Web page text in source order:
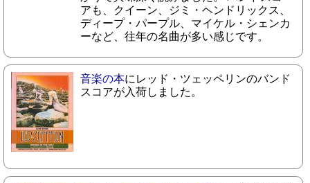
アも、クイーン、ジミ・ヘンドリックス、
ディープ・パープル、マイケル・シェンカ
ーなど、往年の名曲が多い感じです。
音楽の本にレッド・ツェッペリンのバンド
スコアが入荷しました。